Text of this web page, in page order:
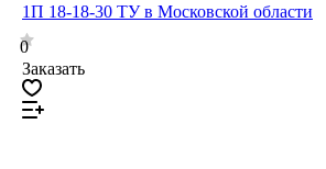
1П 18-18-30 ТУ в Московской области
0
Заказать